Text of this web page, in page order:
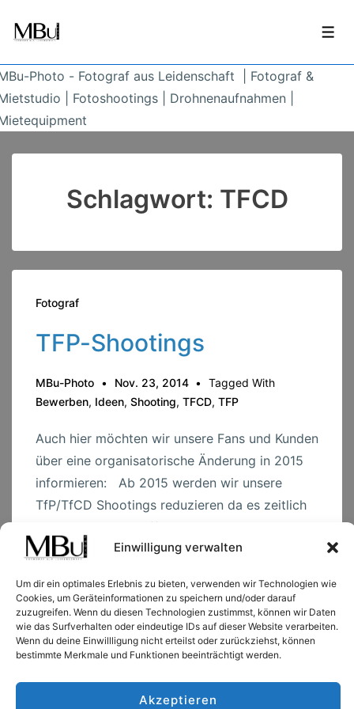
Einwilligung verwalten
Um dir ein optimales Erlebnis zu bieten, verwenden wir Technologien wie
Cookies, um Geräteinformationen zu speichern und/oder darauf
zuzugreifen. Wenn du diesen Technologien zustimmst, können wir Daten
wie das Surfverhalten oder eindeutige IDs auf dieser Website verarbeiten.
Wenn du deine Einwillligung nicht erteilst oder zurückziehst, können
bestimmte Merkmale und Funktionen beeinträchtigt werden.
Akzeptieren
Zum
Photo - Fotograf aus Leidenschaft | Fotograf &
| Fotoshootings | Drohnenaufnahmen |
Schlagwort: TFCD
Fotograf
TFP-Shootings
MBu-Photo Nov. 23, 2014
Tagged With
Bewerben, Ideen, Shooting, TFCD, TFP
Auch hier möchten wir unsere Fans und Kunden
über eine organisatorische Änderung in 2015
informieren: Ab 2015 werden wir unsere
TfP/TfCD Shootings reduzieren da es zeitlich
nicht mehr zu schaffen ist alle Shootings bzw.
TFP-Anfragen terminlich unterzubringen. Gerne
TFP-
Shootings
Read more →